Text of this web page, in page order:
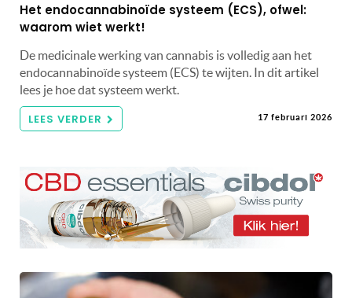
Het endocannabinoïde systeem (ECS), ofwel:
waarom wiet werkt!
De medicinale werking van cannabis is volledig aan het
endocannabinoïde systeem (ECS) te wijten. In dit artikel
lees je hoe dat systeem werkt.
LEES VERDER 17 februari 2026